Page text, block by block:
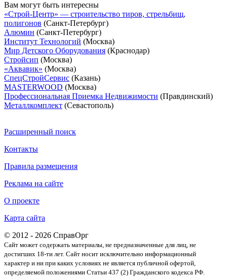
Вам могут быть интересны
«Строй-Центр» — строительство тиров, стрельбищ,
полигонов (Санкт-Петербург)
Алюмин (Санкт-Петербург)
Институт Технологий (Москва)
Мир Детского Оборудования (Краснодар)
Стройсип (Москва)
«Аквавик» (Москва)
СпецСтройСервис (Казань)
MASTERWOOD (Москва)
Профессиональная Приемка Недвижимости (Правдинский)
Металлкомплект (Севастополь)
Расширенный поиск
Контакты
Правила размещения
Реклама на сайте
О проекте
Карта сайта
© 2012 - 2026 СправОрг
Сайт может содержать материалы, не предназначенные для лиц, не
достигших 18-ти лет. Cайт носит исключительно информационный
характер и ни при каких условиях не является публичной офертой,
определяемой положениями Статьи 437 (2) Гражданского кодекса РФ.